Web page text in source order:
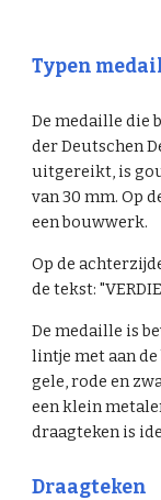
Typen
De medaille die
der Deutschen
uitgereikt, is
van 30 mm. Op
een bouwwerk.
Op de
de tekst:
De medaille is
lintje met aan
gele, rode en
een klein
draagteken is
Draagteken